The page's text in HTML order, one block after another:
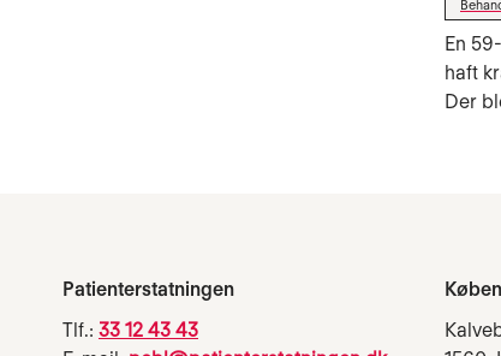
En
haft
Der
Patienterstatningen
Tlf.: 33 12 43 43